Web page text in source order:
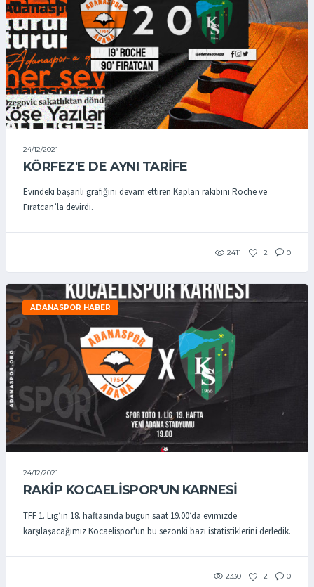
24/12/2021
KÖRFEZ'E DE AYNI TARİFE
Evindeki başarılı grafiğini devam ettiren Kaplan rakibini Roche ve
Fıratcan’la devirdi.
2411 2 0
ADANASPOR HABER
24/12/2021
RAKİP KOCAELİSPOR'UN KARNESİ
TFF 1. Lig’in 18. haftasında bugün saat 19.00’da evimizde
karşılaşacağımız Kocaelispor'un bu sezonki bazı istatistiklerini derledik.
2330 2 0